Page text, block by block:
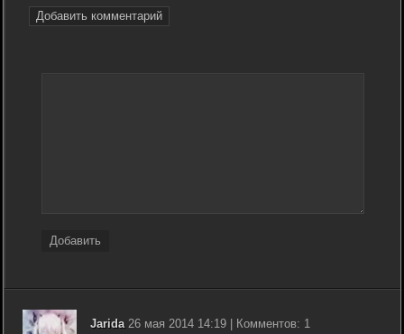
Добавить комментарий
Добавить
Jarida26 мая 2014 14:19 | Комментов: 1